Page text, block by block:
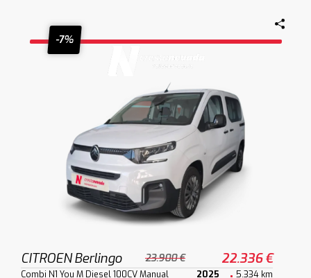
-7%
CITROEN Berlingo 23.900 € 22.336 €
Combi N1 You M Diesel 100CV Manual 2025 5.334 km